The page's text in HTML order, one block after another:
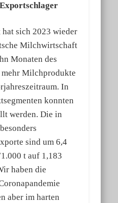
sich 2023 wieder
Milchwirtschaft
Monaten des
mehr Milchprodukte
In
konnten
werden. Die in
sind um 6,4
t auf 1,183
haben die
aber im harten